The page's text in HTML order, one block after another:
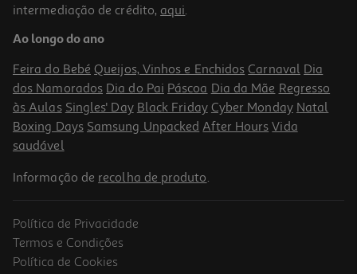
Bolachas Salutem Marinhas Naturais 200g
11.95 €/Kg
2,39 €
intermediação de crédito, aqui.
Ao longo do ano
Feira do Bebé Queijos, Vinhos e Enchidos Carnaval Dia
dos Namorados Dia do Pai Páscoa Dia da Mãe Regresso
às Aulas Singles' Day Black Friday Cyber Monday Natal
Boxing Days Samsung Unpacked After Hours Vida
saudável
Informação de recolha de produto.
Política de Privacidade
Termos e Condições
Política de Cookies